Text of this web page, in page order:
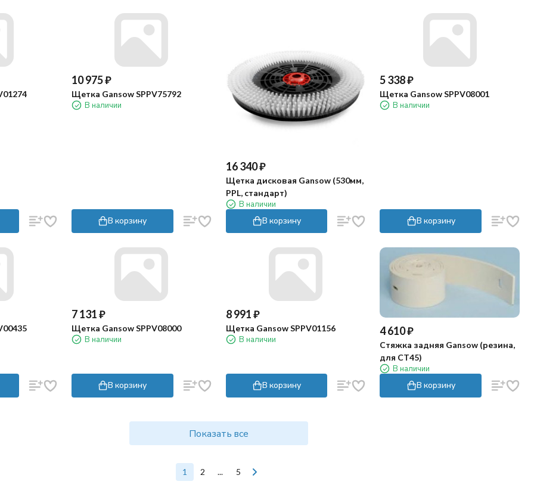
10 975₽
Щетка Gansow SPPV75792
В наличии
В корзину
16 340₽
Щетка дисковая Gansow (530мм,
PPL, стандарт)
В наличии
В корзину
5 338₽
Щетка Gansow SPPV08001
В наличии
В корзину
7 131₽
Щетка Gansow SPPV08000
В наличии
В корзину
8 991₽
Щетка Gansow SPPV01156
В наличии
В корзину
4 610₽
Стяжка задняя Gansow (резина,
для CT45)
В наличии
В корзину
Показать все
1 2 ... 5